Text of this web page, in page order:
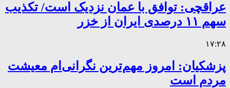
عراقچی: توافق با عمان نزدیک است/ تکذیب
سهم ۱۱ درصدی ایران از خزر
۱۷:۲۸
پزشکیان: امروز مهم‌ترین نگرانی‌ام معیشت
مردم است